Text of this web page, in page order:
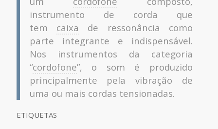
instrumento de corda que
tem caixa de ressonância como
parte integrante e indispensável.
Nos instrumentos da categoria
“cordofone”, o som é produzido
principalmente pela vibração de
uma ou mais cordas tensionadas.
ETIQUETAS